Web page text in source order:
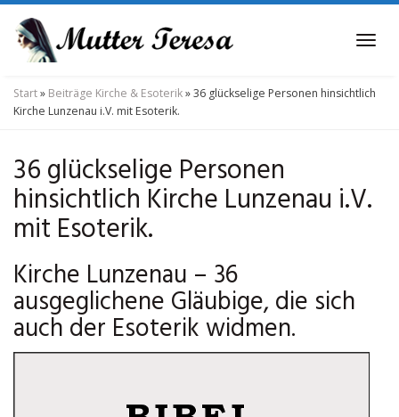
Skip
main
content
Start» Beiträge Kirche & Esoterik»36 glückselige Personen hinsichtlich
Kirche Lunzenau i.V. mit Esoterik.
36 glückselige Personen
hinsichtlich Kirche Lunzenau i.V.
mit Esoterik.
Kirche Lunzenau – 36
ausgeglichene Gläubige, die sich
auch der Esoterik widmen.